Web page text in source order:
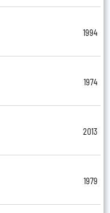
1994
1974
2013
1979